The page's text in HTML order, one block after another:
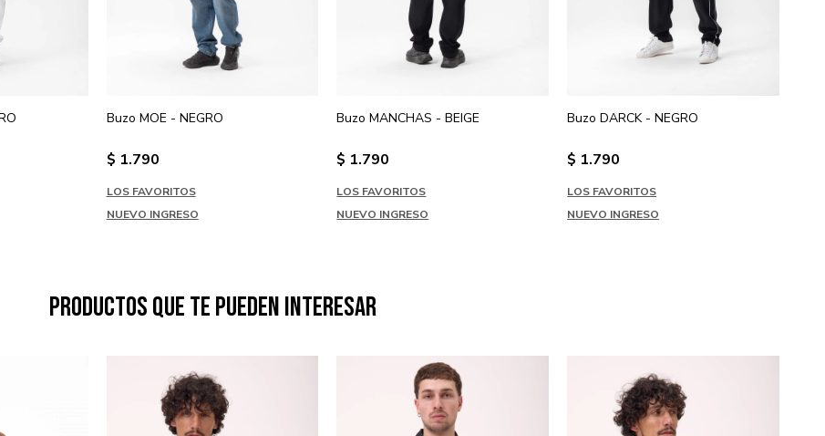
Buzo MOE - NEGRO
$ 1.790
LOS FAVORITOS
NUEVO INGRESO
Buzo MANCHAS - BEIGE
$ 1.790
LOS FAVORITOS
NUEVO INGRESO
Buzo DARCK - NEGRO
$ 1.790
LOS FAVORITOS
NUEVO INGRESO
Productos que te pueden interesar